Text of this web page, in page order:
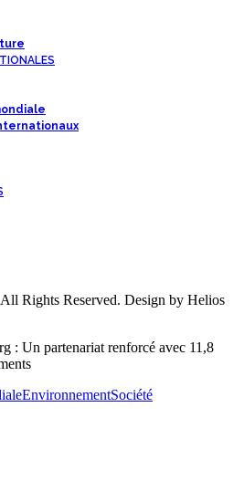
Rights Reserved. Design by Helios
: Un partenariat renforcé avec 11,8
EnvironnementSociété